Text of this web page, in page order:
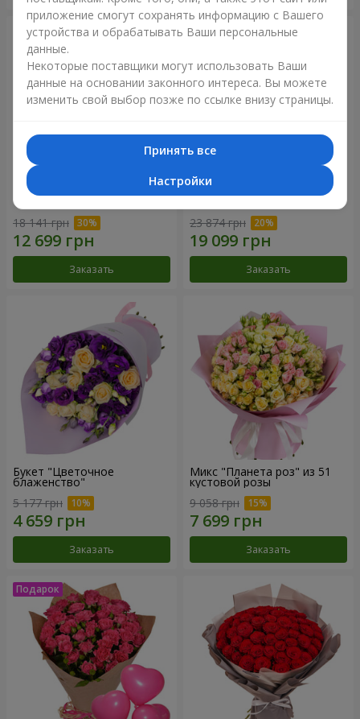
Букет "Сила Любви!"
18 141 грн
Заказать
Романтический букет
23 874 грн
Заказать
Букет "Цветочное
блаженство"
5 177 грн
Заказать
Микс "Планета роз" из 51
кустовой розы
9 058 грн
Заказать
приложение смогут сохранять информацию с Вашего
устройства и обрабатывать Ваши персональные
данные.
Некоторые поставщики могут использовать Ваши
данные на основании законного интереса. Вы можете
изменить свой выбор позже по ссылке внизу страницы.
Принять все
Настройки